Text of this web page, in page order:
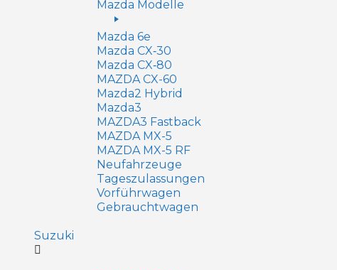
Mazda Modelle
Mazda 6e
Mazda CX‑30
Mazda CX‑80
MAZDA CX-60
Mazda2 Hy­brid
Mazda3
MAZDA3 Fastback
MAZDA MX-5
MAZDA MX-5 RF
Neufahrzeuge
Tageszulassungen
Vorführwagen
Gebrauchtwagen
Suzuki